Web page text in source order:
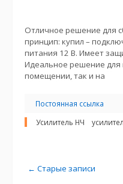
Отличное решение для
принцип: купил –
питания 12 В. Имеет
Идеальное решение для
помещении, так и на
Постоянная ссылка
Усилитель НЧ
← Старые записи